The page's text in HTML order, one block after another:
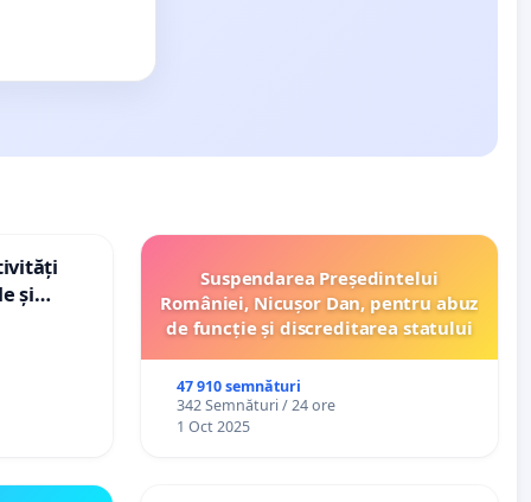
și
Suspendarea Președintelui
României, Nicușor Dan, pentru abuz
de funcție și discreditarea statului
47 910 semnături
342 Semnături / 24 ore
1 Oct 2025